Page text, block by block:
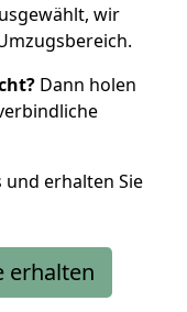
wir
Dann holen
und erhalten Sie
erhalten